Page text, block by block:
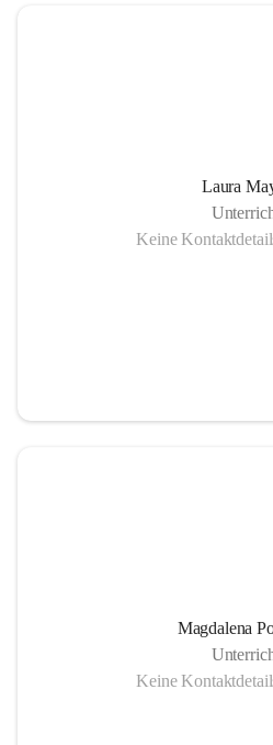
Laura
Keine
Magdalena
Keine